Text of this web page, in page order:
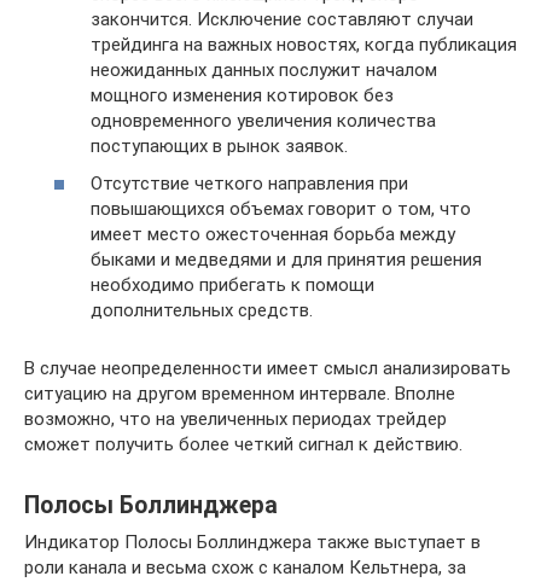
закончится. Исключение составляют случаи
трейдинга на важных новостях, когда публикация
неожиданных данных послужит началом
мощного изменения котировок без
одновременного увеличения количества
поступающих в рынок заявок.
Отсутствие четкого направления при
повышающихся объемах говорит о том, что
имеет место ожесточенная борьба между
быками и медведями и для принятия решения
необходимо прибегать к помощи
дополнительных средств.
В случае неопределенности имеет смысл анализировать
ситуацию на другом временном интервале. Вполне
возможно, что на увеличенных периодах трейдер
сможет получить более четкий сигнал к действию.
Полосы Боллинджера
Индикатор Полосы Боллинджера также выступает в
роли канала и весьма схож с каналом Кельтнера, за